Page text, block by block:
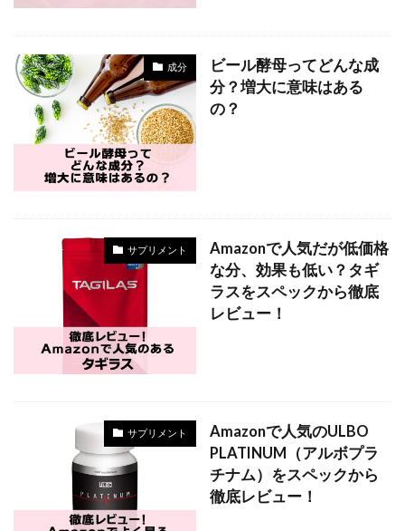
成分
ビール酵母ってどんな成
分？増大に意味はある
の？
サプリメント
Amazonで人気だが低価格
な分、効果も低い？タギ
ラスをスペックから徹底
レビュー！
サプリメント
Amazonで人気のULBO
PLATINUM（アルボプラ
チナム）をスペックから
徹底レビュー！